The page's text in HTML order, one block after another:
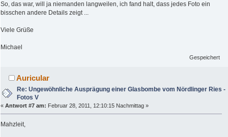
So, das war, will ja niemanden langweilen, ich fand halt, dass jedes Foto ein
bisschen andere Details zeigt ...
Viele Grüße
Michael
Gespeichert
Auricular
Re: Ungewöhnliche Ausprägung einer Glasbombe vom Nördlinger Ries -
Fotos V
« Antwort #7 am: Februar 28, 2011, 12:10:15 Nachmittag »
Mahzleit,